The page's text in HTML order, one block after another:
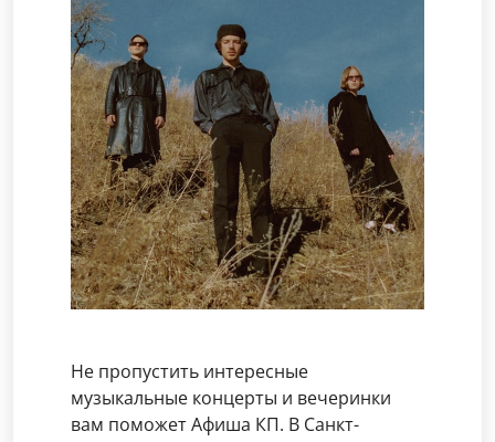
Не пропустить интересные
музыкальные концерты и вечеринки
вам поможет Афиша КП. В Санкт-